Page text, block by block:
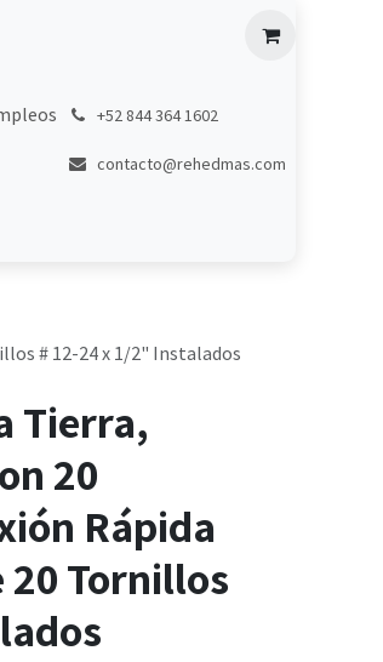
+52 844 364 1602
contacto@rehedmas.com
# 12-24 x 1/2" Instalados
Tierra,
20
Rápida
Tornillos